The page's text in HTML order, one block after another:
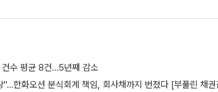
건수 평균 8건…5년째 감소
"…한화오션 분식회계 책임, 회사채까지 번졌다 [부풀린 채